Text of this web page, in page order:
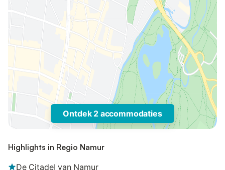
Ontdek 2 accommodaties
Highlights in Regio Namur
De Citadel van Namur